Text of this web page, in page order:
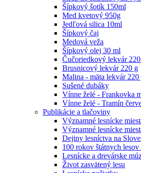
Šípkový šotík 150ml
Med kvetový 950g
Jedľová silica 10ml
Šípkový čaj
Medová veža
Šípkový olej 30 ml
Čučoriedkový lekvár
Brusnicový lekvár 220 g
Malina - mäta lekvár 220
Sušené dubáky
Vínne želé - Frankovka
Vínne želé - Tramín
Publikácie a tlačoviny
Významné lesnícke
Významné lesnícke
Dejiny lesníctva na
100 rokov štátnych
Lesnícke a drevárske
Život zasvätený lesu